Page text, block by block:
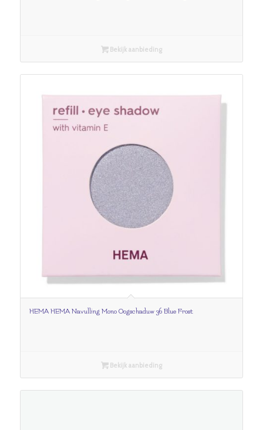
Bekijk aanbieding
HEMA HEMA Navulling Mono Oogschaduw 36 Blue Frost
Bekijk aanbieding